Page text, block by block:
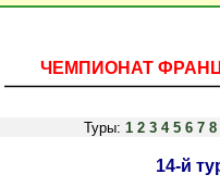
ЧЕМПИОНАТ
Туры: 1 2 3 4 5 6 7 8
14-й